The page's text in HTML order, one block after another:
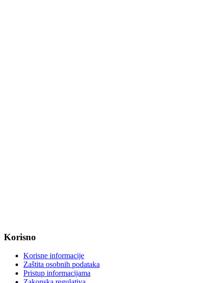
Korisno
Korisne informacije
Zaštita osobnih podataka
Pristup informacijama